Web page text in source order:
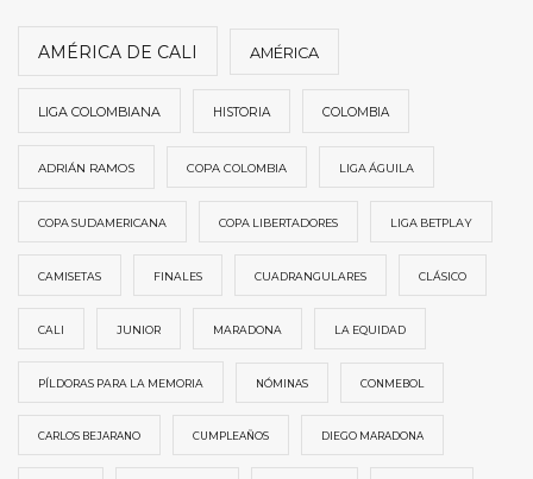
AMÉRICA DE CALI AMÉRICA
LIGA COLOMBIANA HISTORIA COLOMBIA
ADRIÁN RAMOS COPA COLOMBIA LIGA ÁGUILA
COPA SUDAMERICANA COPA LIBERTADORES LIGA BETPLAY
CAMISETAS FINALES CUADRANGULARES CLÁSICO
CALI JUNIOR MARADONA LA EQUIDAD
PÍLDORAS PARA LA MEMORIA NÓMINAS CONMEBOL
CARLOS BEJARANO CUMPLEAÑOS DIEGO MARADONA